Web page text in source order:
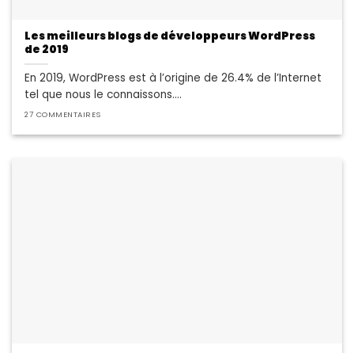
Les meilleurs blogs de développeurs WordPress
de 2019
En 2019, WordPress est à l’origine de 26.4% de l’Internet
tel que nous le connaissons....
27 COMMENTAIRES